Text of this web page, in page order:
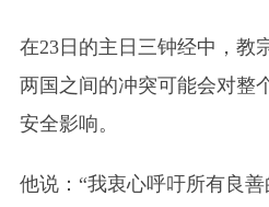
在23日的主日三钟经中，教
两国之间的冲突可能会对整
安全影响。
他说：“我衷心呼吁所有良善